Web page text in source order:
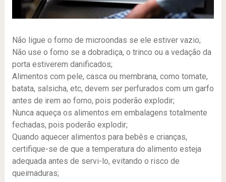
Não ligue o forno de microondas se ele estiver vazio;
Não use o forno se a dobradiça, o trinco ou a vedação da
porta estiverem danificados;
Alimentos com pele, casca ou membrana, como tomate,
batata, salsicha, etc, devem ser perfurados com um garfo
antes de irem ao forno, pois poderão explodir;
Nunca aqueça os alimentos em embalagens totalmente
fechadas, pois poderão explodir;
Quando aquecer alimentos para bebês e crianças,
certifique-se de que a temperatura do alimento esteja
adequada antes de servi-lo, evitando o risco de
queimaduras;